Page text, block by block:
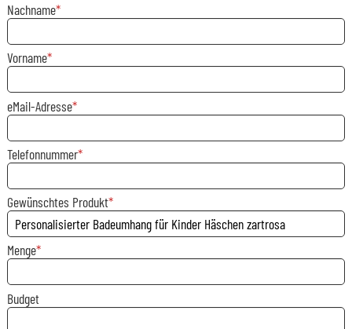
Nachname
Vorname
eMail-Adresse
Telefonnummer
Gewünschtes Produkt
Menge
Budget